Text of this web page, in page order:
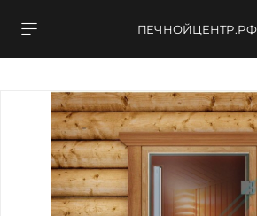
ПЕЧНОЙЦЕНТР.РФ